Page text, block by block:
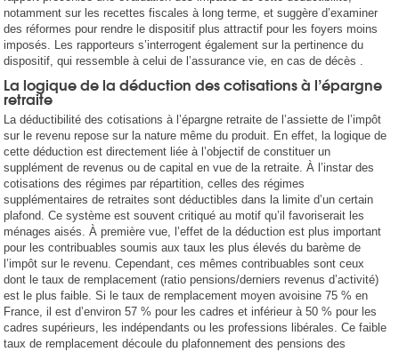
notamment sur les recettes fiscales à long terme, et suggère d’examiner
des réformes pour rendre le dispositif plus attractif pour les foyers moins
imposés. Les rapporteurs s’interrogent également sur la pertinence du
dispositif, qui ressemble à celui de l’assurance vie, en cas de décès .
La logique de la déduction des cotisations à l’épargne
retraite
La déductibilité des cotisations à l’épargne retraite de l’assiette de l’impôt
sur le revenu repose sur la nature même du produit. En effet, la logique de
cette déduction est directement liée à l’objectif de constituer un
supplément de revenus ou de capital en vue de la retraite. À l’instar des
cotisations des régimes par répartition, celles des régimes
supplémentaires de retraites sont déductibles dans la limite d’un certain
plafond. Ce système est souvent critiqué au motif qu’il favoriserait les
ménages aisés. À première vue, l’effet de la déduction est plus important
pour les contribuables soumis aux taux les plus élevés du barème de
l’impôt sur le revenu. Cependant, ces mêmes contribuables sont ceux
dont le taux de remplacement (ratio pensions/derniers revenus d’activité)
est le plus faible. Si le taux de remplacement moyen avoisine 75 % en
France, il est d’environ 57 % pour les cadres et inférieur à 50 % pour les
cadres supérieurs, les indépendants ou les professions libérales. Ce faible
taux de remplacement découle du plafonnement des pensions des